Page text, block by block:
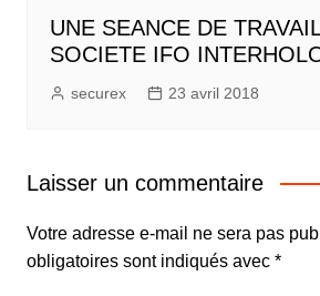
UNE SEANCE DE
SOCIETE IFO
securex 23 avril 2018
Laisser un commentaire
Votre adresse e-mail ne sera pas
obligatoires sont indiqués avec *